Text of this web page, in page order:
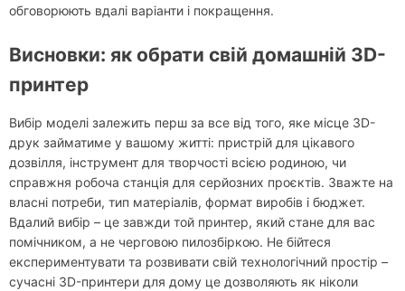
обговорюють вдалі варіанти і покращення.
Висновки: як обрати свій домашній 3D-
принтер
Вибір моделі залежить перш за все від того, яке місце 3D-
друк займатиме у вашому житті: пристрій для цікавого
дозвілля, інструмент для творчості всією родиною, чи
справжня робоча станція для серйозних проєктів. Зважте на
власні потреби, тип матеріалів, формат виробів і бюджет.
Вдалий вибір – це завжди той принтер, який стане для вас
помічником, а не черговою пилозбіркою. Не бійтеся
експериментувати та розвивати свій технологічний простір –
сучасні 3D-принтери для дому це дозволяють як ніколи